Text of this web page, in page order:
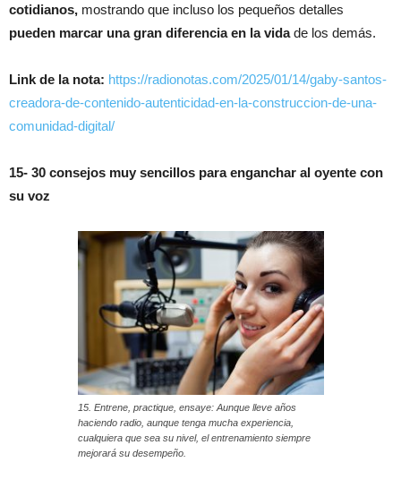
cotidianos, mostrando que incluso los pequeños detalles
pueden marcar una gran diferencia en la vidade los demás.
Link de la nota: https://radionotas.com/2025/01/14/gaby-santos-
creadora-de-contenido-autenticidad-en-la-construccion-de-una-
comunidad-digital/
15- 30 consejos muy sencillos para enganchar al oyente con
su voz
15. Entrene, practique, ensaye: Aunque lleve años
haciendo radio, aunque tenga mucha experiencia,
cualquiera que sea su nivel, el entrenamiento siempre
mejorará su desempeño.